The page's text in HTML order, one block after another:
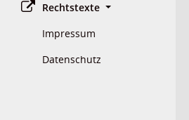
Rechtstexte
Impressum
Datenschutz